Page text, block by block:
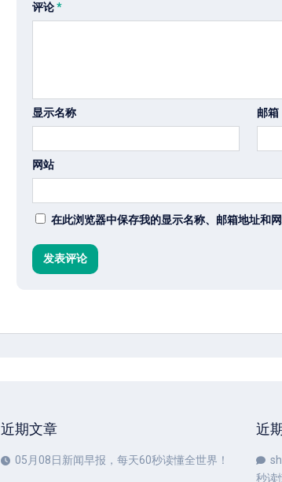
评论*
显示名称 邮箱
网站
在此浏览器中保存我的显示名称、邮箱地址和
近期文章
05月08日新闻早报，每天60秒读懂全世界！
近
秒读